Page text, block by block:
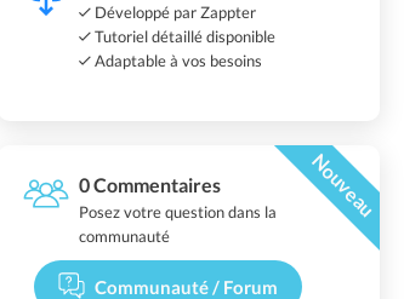
Développé par Zappter
Tutoriel détaillé disponible
Adaptable à vos besoins
0 Commentaires Nouveau
Posez votre question dans la
communauté
Communauté / Forum